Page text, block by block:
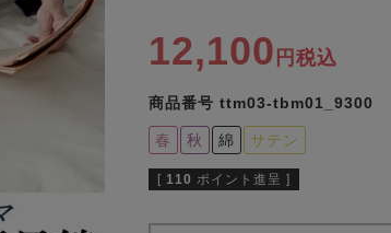
12,100 税込
商品番号 ttm03-tbm01_9300
春 秋 綿 サテン
[ 110 ポイント進呈 ]